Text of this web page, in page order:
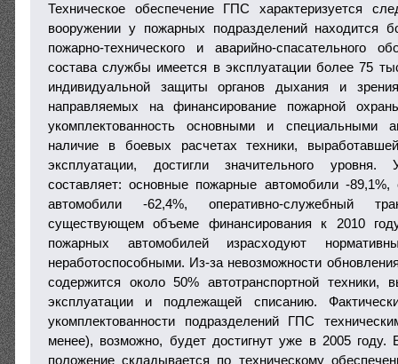
Техническое обеспечение ГПС характеризуется
вооружении у пожарных подразделений находится
пожарно-технического и аварийно-спасательного
состава службы имеется в эксплуатации более 75
индивидуальной защиты органов дыхания и
направляемых на финансирование пожарной
укомплектованность основными и специальными
наличие в боевых расчетах техники,
эксплуатации, достигли значительного уровня.
составляет: основные пожарные автомобили -
автомобили -62,4%, оперативно-служебный
существующем объеме финансирования к 2010
пожарных автомобилей израсходуют
неработоспособными. Из-за невозможности
содержится около 50% автотранспортной техники,
эксплуатации и подлежащей списанию.
укомплектованности подразделений ГПС
менее), возможно, будет достигнут уже в 2005
положение складывается по техническому